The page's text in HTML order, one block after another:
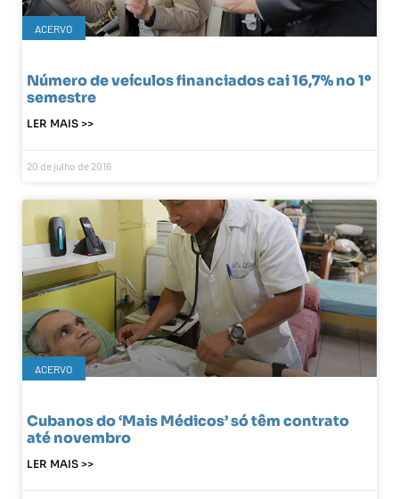
ACERVO
Número de veículos financiados cai 16,7% no 1º
semestre
LER MAIS >>
20 de julho de 2016
ACERVO
Cubanos do ‘Mais Médicos’ só têm contrato
até novembro
LER MAIS >>